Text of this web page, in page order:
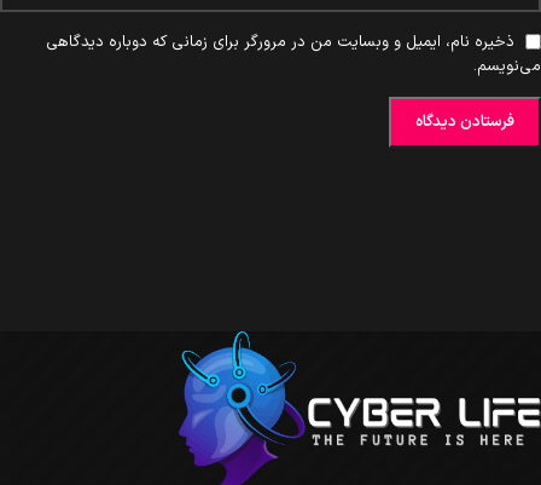
ذخیره نام، ایمیل و وبسایت من در مرورگر برای زمانی که دوباره دیدگاهی
می‌نویسم.